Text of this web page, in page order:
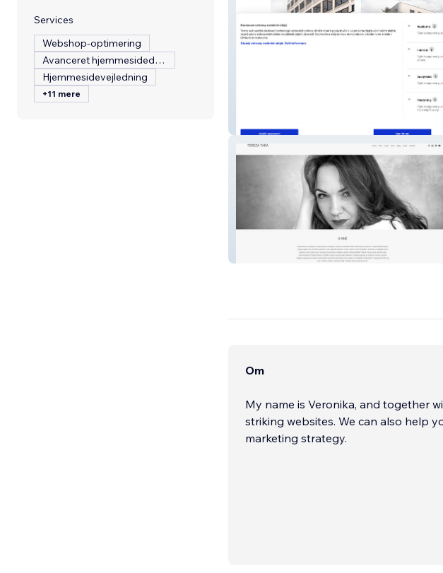
Services
Webshop-optimering
Avanceret hjemmesidedesign
Hjemmesidevejledning
+11 mere
Om
My name is Veronika, and together
striking websites. We can also help
marketing strategy.